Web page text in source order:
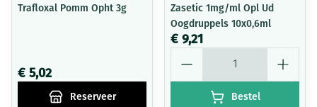
Trafloxal Pomm Opht 3g
€ 5,02
Reserveer
Zasetic 1mg/ml Opl Ud
Oogdruppels 10x0,6ml
€ 9,21
Bestel